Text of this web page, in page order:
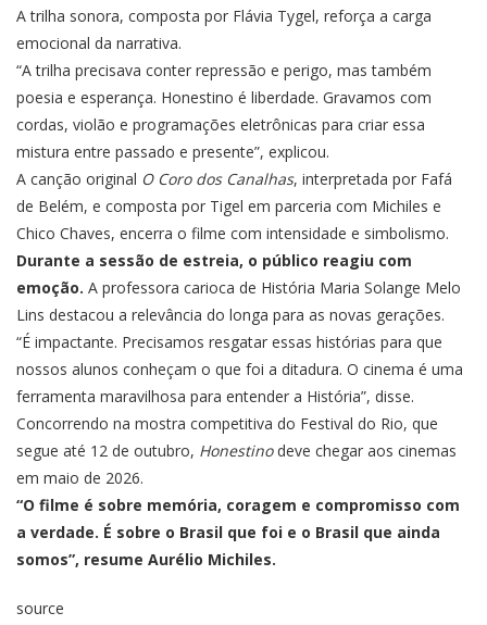
A trilha sonora, composta por Flávia Tygel, reforça a carga
emocional da narrativa.
“A trilha precisava conter repressão e perigo, mas também
poesia e esperança. Honestino é liberdade. Gravamos com
cordas, violão e programações eletrônicas para criar essa
mistura entre passado e presente”, explicou.
A canção original O Coro dos Canalhas, interpretada por Fafá
de Belém, e composta por Tigel em parceria com Michiles e
Chico Chaves, encerra o filme com intensidade e simbolismo.
Durante a sessão de estreia, o público reagiu com
emoção. A professora carioca de História Maria Solange Melo
Lins destacou a relevância do longa para as novas gerações.
“É impactante. Precisamos resgatar essas histórias para que
nossos alunos conheçam o que foi a ditadura. O cinema é uma
ferramenta maravilhosa para entender a História”, disse.
Concorrendo na mostra competitiva do Festival do Rio, que
segue até 12 de outubro, Honestinodeve chegar aos cinemas
em maio de 2026.
“O filme é sobre memória, coragem e compromisso com
a verdade. É sobre o Brasil que foi e o Brasil que ainda
somos”, resume Aurélio Michiles.
source